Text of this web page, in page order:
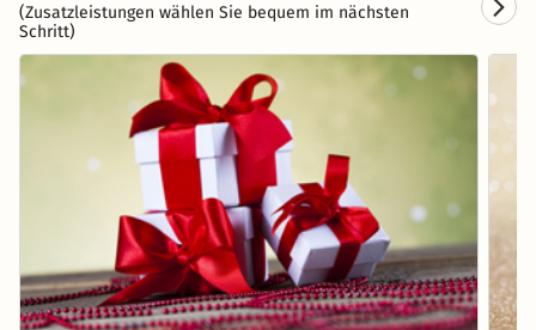
(Zusatzleistungen wählen Sie bequem im nächsten
Schritt)